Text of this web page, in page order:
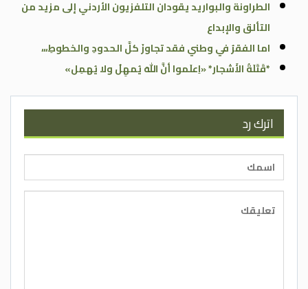
الطراونة والبواريد يقودان التلفزيون الأردني إلى مزيد من
التألق والإبداع
اما الفقرُ في وطني فقد تجاوزَ كلَّ الحدودِ والخطوطِ،،،
*قَتَلَةُ الأَشجار* «اِعلَموا أنَّ اللهَ يُمهِلُ ولا يُهمِل»
اترك رد